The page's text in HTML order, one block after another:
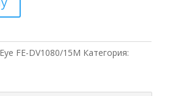
FE-DV1080/15M Категория: